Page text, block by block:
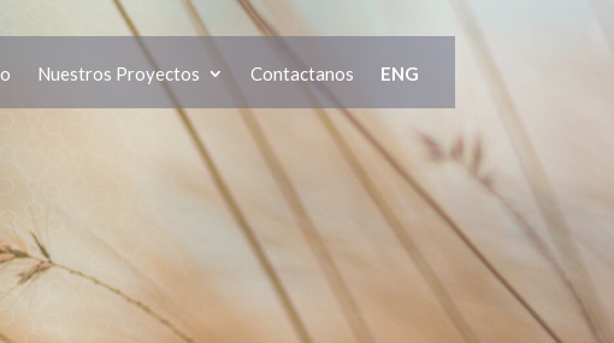
Nuestros Proyectos Contactanos ENG